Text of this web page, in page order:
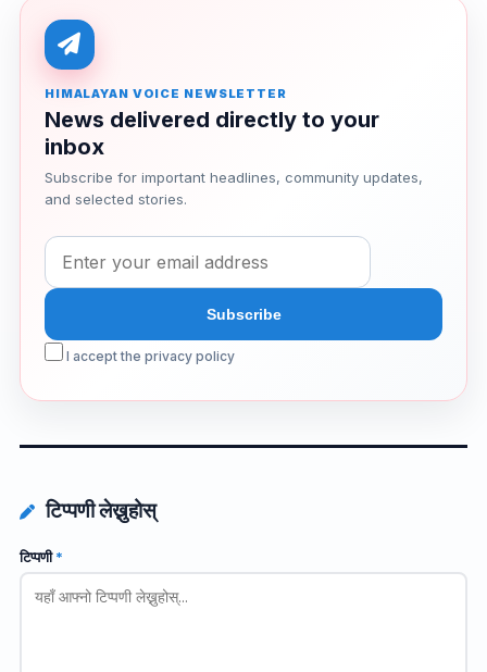
HIMALAYAN VOICE NEWSLETTER
News delivered directly to your
inbox
Subscribe for important headlines, community updates,
and selected stories.
I accept the privacy policy
टिप्पणी लेख्नुहोस्
टिप्पणी*